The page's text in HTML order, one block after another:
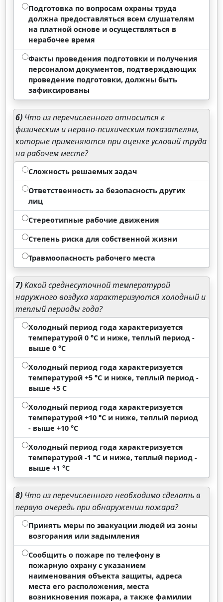
Подготовка по вопросам охраны труда
должна предоставляться всем слушателям
на платной основе и осуществляться в
нерабочее время
Факты проведения подготовки и получения
персоналом документов, подтверждающих
проведение подготовки, должны быть
зафиксированы
6) Что из перечисленного относится к
физическим и нервно-психическим показателям,
которые применяются при оценке условий труда
на рабочем месте?
Сложность решаемых задач
Ответственность за безопасность других
лиц
Стереотипные рабочие движения
Степень риска для собственной жизни
Травмоопасность рабочего места
7)Какой среднесуточной температурой
наружного воздуха характеризуются холодный и
теплый периоды года?
Холодный период года характеризуется
температурой 0 °С и ниже, теплый период -
выше 0 °С
Холодный период года характеризуется
температурой +5 °С и ниже, теплый период -
выше +5 С
Холодный период года характеризуется
температурой +10 °С и ниже, теплый период
- выше +10 °С
Холодный период года характеризуется
температурой -1 °С и ниже, теплый период -
выше +1 °С
8) Что из перечисленного необходимо сделать в
первую очередь при обнаружении пожара?
Принять меры по эвакуации людей из зоны
возгорания или задымления
Сообщить о пожаре по телефону в
пожарную охрану с указанием
наименования объекта защиты, адреса
места его расположения, места
возникновения пожара, а также фамилии